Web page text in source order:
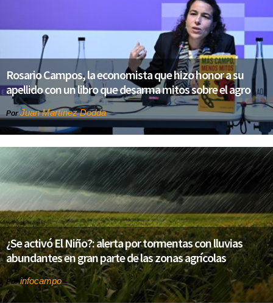
Rosario Campos, la economista que hizo honor a su
apellido con un libro que desarma mitos sobre el agro
Por Juan Martínez Dodda
¿Se activó El Niño?: alerta por tormentas con lluvias
abundantes en gran parte de las zonas agrícolas
Porinfocampo